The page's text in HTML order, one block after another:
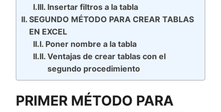
Insertar filtros a la tabla
SEGUNDO MÉTODO PARA CREAR TABLAS
EN EXCEL
Poner nombre a la tabla
Ventajas de crear tablas con el
segundo procedimiento
PRIMER MÉTODO PARA